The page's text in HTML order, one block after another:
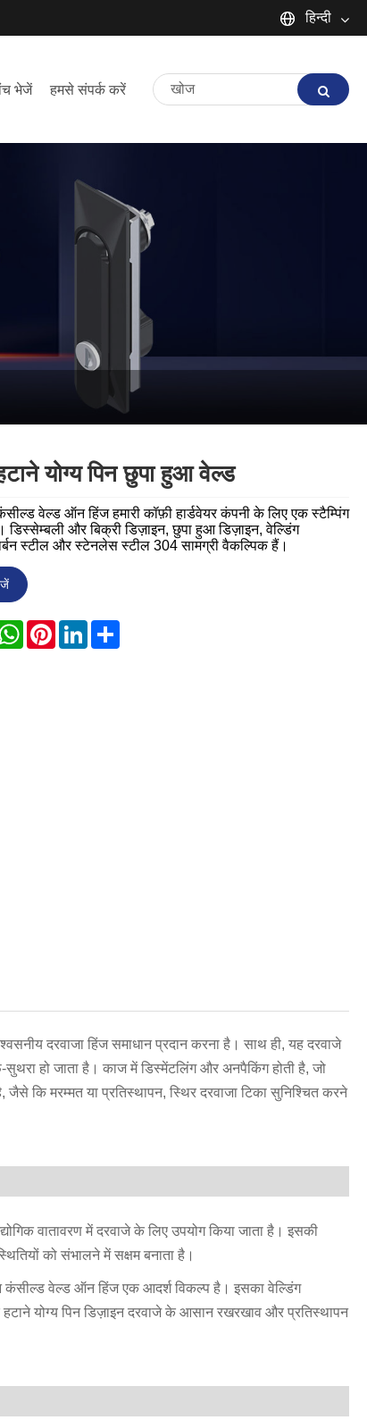
हिन्दी
Italiano
한국어
भेजें हमसे संपर्क करें
योग्य पिन छुपा हुआ वेल्ड
वेल्ड ऑन हिंज हमारी कॉफ़ी हार्डवेयर कंपनी के लिए एक स्टैम्पिंग
डिस्सेम्बली और बिक्री डिज़ाइन, छुपा हुआ डिज़ाइन, वेल्डिंग
स्टील और स्टेनलेस स्टील 304 सामग्री वैकल्पिक हैं।
WhatsApp
PinterestLinkedInShare
दरवाजा हिंज समाधान प्रदान करना है। साथ ही, यह दरवाजे
हो जाता है। काज में डिस्मेंटलिंग और अनपैकिंग होती है, जो
कि मरम्मत या प्रतिस्थापन, स्थिर दरवाजा टिका सुनिश्चित करने
वातावरण में दरवाजे के लिए उपयोग किया जाता है। इसकी
को संभालने में सक्षम बनाता है।
कंसील्ड वेल्ड ऑन हिंज एक आदर्श विकल्प है। इसका वेल्डिंग
योग्य पिन डिज़ाइन दरवाजे के आसान रखरखाव और प्रतिस्थापन